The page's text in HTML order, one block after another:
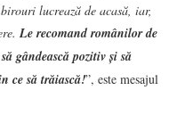
lucrează de acasă, iar,
Le recomand românilor de
gândească pozitiv și să
ce să trăiască!”, este mesajul